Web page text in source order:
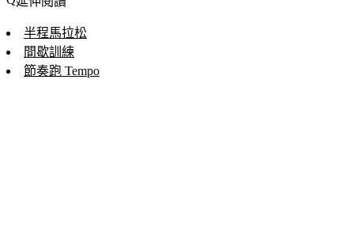
半程馬拉松
間歇訓練
節奏跑 Tempo